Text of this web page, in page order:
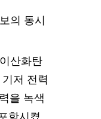
의 동시
산화탄
저 전력
을 녹색
함시켰